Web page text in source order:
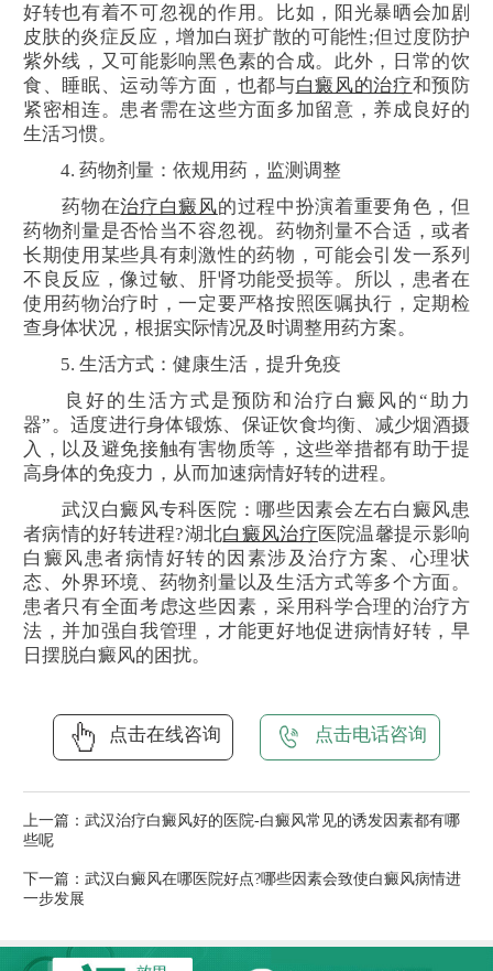
好转也有着不可忽视的作用。比如，阳光暴晒会加剧
皮肤的炎症反应，增加白斑扩散的可能性;但过度防护
紫外线，又可能影响黑色素的合成。此外，日常的饮
食、睡眠、运动等方面，也都与白癜风的治疗和预防
紧密相连。患者需在这些方面多加留意，养成良好的
生活习惯。
4. 药物剂量：依规用药，监测调整
药物在治疗白癜风的过程中扮演着重要角色，但
药物剂量是否恰当不容忽视。药物剂量不合适，或者
长期使用某些具有刺激性的药物，可能会引发一系列
不良反应，像过敏、肝肾功能受损等。所以，患者在
使用药物治疗时，一定要严格按照医嘱执行，定期检
查身体状况，根据实际情况及时调整用药方案。
5. 生活方式：健康生活，提升免疫
良好的生活方式是预防和治疗白癜风的“助力
器”。适度进行身体锻炼、保证饮食均衡、减少烟酒摄
入，以及避免接触有害物质等，这些举措都有助于提
高身体的免疫力，从而加速病情好转的进程。
武汉白癜风专科医院：哪些因素会左右白癜风患
者病情的好转进程?湖北白癜风治疗 医院温馨提示影响
白癜风患者病情好转的因素涉及治疗方案、心理状
态、外界环境、药物剂量以及生活方式等多个方面。
患者只有全面考虑这些因素，采用科学合理的治疗方
法，并加强自我管理，才能更好地促进病情好转，早
日摆脱白癜风的困扰。
点击在线咨询 点击电话咨询
上一篇： 武汉治疗白癜风好的医院-白癜风常见的诱发因素都有哪
些呢
下一篇： 武汉白癜风在哪医院好点?哪些因素会致使白癜风病情进
一步发展